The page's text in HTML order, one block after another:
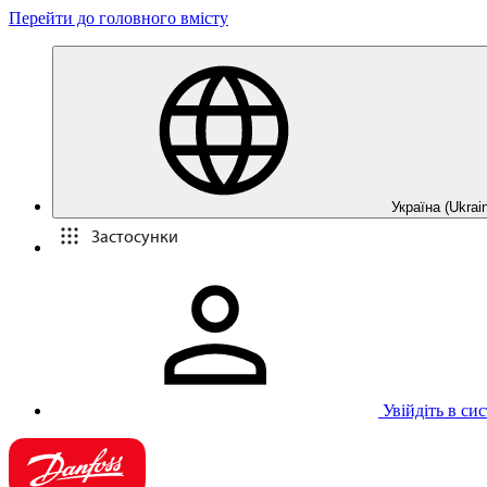
Перейти до головного вмісту
Україна
Застосунки
Увійдіть в